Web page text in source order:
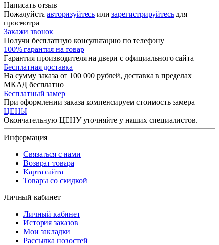
Написать отзыв
Пожалуйста авторизуйтесь или зарегистрируйтесь для
просмотра
Закажи звонок
Получи бесплатную консультацию по телефону
100% гарантия на товар
Гарантия производителя на двери с официального сайта
Бесплатная доставка
На сумму заказа от 100 000 рублей, доставка в пределах
МКАД бесплатно
Бесплатный замер
При оформлении заказа компенсируем стоимость замера
ЦЕНЫ
Окончательную ЦЕНУ уточняйте у наших специалистов.
Информация
Связаться с нами
Возврат товара
Карта сайта
Товары со скидкой
Личный кабинет
Личный кабинет
История заказов
Мои закладки
Рассылка новостей